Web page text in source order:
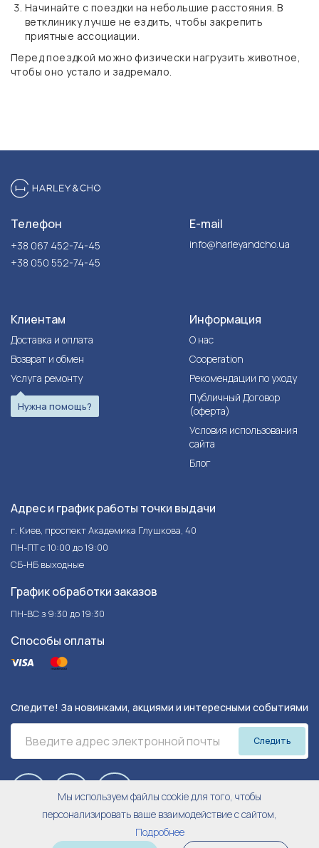
Начинайте с поездки на небольшие расстояния. В
ветклинику лучше не ездить, чтобы закрепить
приятные ассоциации.
Перед поездкой можно физически нагрузить животное,
чтобы оно устало и задремало.
Телефон
+38 067 452-74-45
+38 050 552-74-45
E-mail
info@harleyandcho.ua
Клиентам
Доставка и оплата
Возврат и обмен
Услуга ремонту
Нужна помощь?
Информация
О нас
Cooperation
Рекомендации по уходу
Публичный Договор
(оферта)
Условия использования
сайта
Блог
Адрес и график работы точки выдачи
г. Киев, проспект Академика Глушкова, 40
ПН-ПТ с 10:00 до 19:00
СБ-НБ выходные
График обработки заказов
ПН-ВС з 9:30 до 19:30
Способы оплаты
Следите! За новинками, акциями и интересными событиями
Следить
Мы используем файлы cookie для того, чтобы
персонализировать ваше взаимодействие с сайтом,
Подробнее